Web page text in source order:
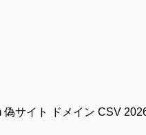
サイト ドメイン CSV